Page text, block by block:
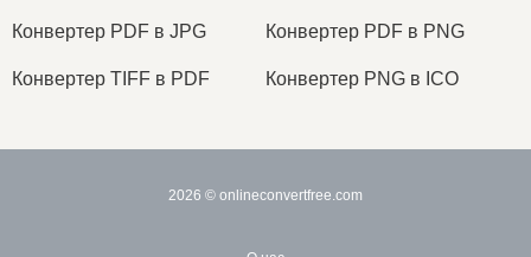
Конвертер PDF в JPG Конвертер PDF в PNG
Конвертер TIFF в PDF Конвертер PNG в ICO
2026 © onlineconvertfree.com